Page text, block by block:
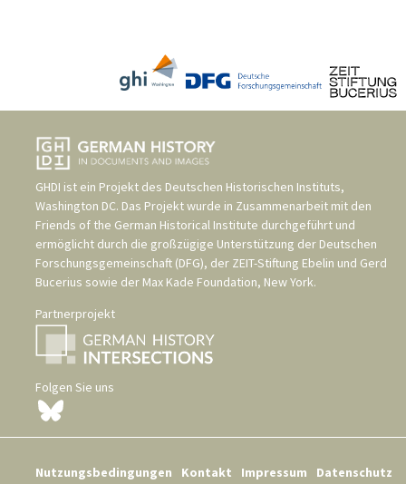
GHDI ist ein Projekt des Deutschen Historischen Instituts,
Washington DC. Das Projekt wurde in Zusammenarbeit mit den
Friends of the German Historical Institute durchgeführt und
ermöglicht durch die großzügige Unterstützung der Deutschen
Forschungsgemeinschaft (DFG), der ZEIT-Stiftung Ebelin und Gerd
Bucerius sowie der Max Kade Foundation, New York.
Partnerprojekt
Folgen Sie uns
Nutzungsbedingungen Kontakt Impressum Datenschutz